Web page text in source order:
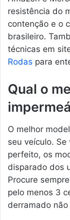
resistência do
contenção e o
brasileiro.
técnicas em
Rodas para
Qual o
O melhor
seu veículo.
perfeito, os
disparado dos
Procure
pelo menos 3
derramado